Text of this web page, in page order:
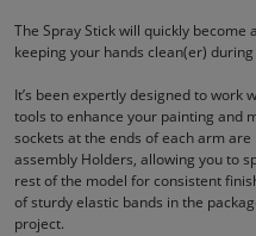
The Spray Stick will quickly become
keeping your hands clean(er)
It’s been expertly designed to work
tools to enhance your painting and
sockets at the ends of each arm
assembly Holders, allowing you to
rest of the model for consistent
of sturdy elastic bands in the
project.